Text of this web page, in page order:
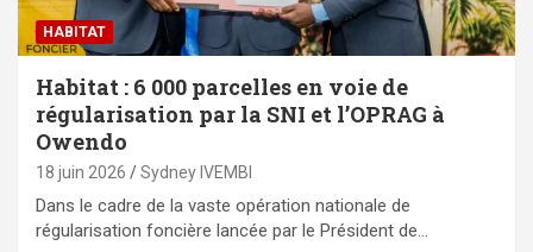
HABITAT
Habitat : 6 000 parcelles en voie de
régularisation par la SNI et l’OPRAG à
Owendo
18 juin 2026 Sydney IVEMBI
Dans le cadre de la vaste opération nationale de
régularisation foncière lancée par le Président de…